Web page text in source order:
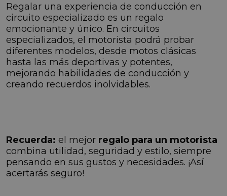
Regalar una experiencia de conducción en
circuito especializado es un regalo
emocionante y único. En circuitos
especializados, el motorista podrá probar
diferentes modelos, desde motos clásicas
hasta las más deportivas y potentes,
mejorando habilidades de conducción y
creando recuerdos inolvidables.
Recuerda: el mejor regalo para un motorista
combina utilidad, seguridad y estilo, siempre
pensando en sus gustos y necesidades. ¡Así
acertarás seguro!